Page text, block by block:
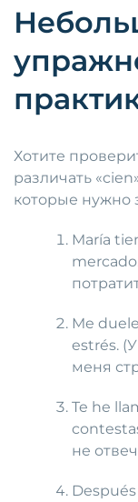
Хотите
различать
которые нужно
María
Me
estrés.
меня
Te he
не